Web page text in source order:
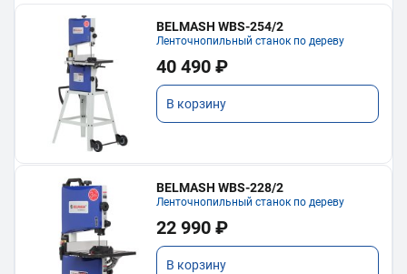
BELMASH WBS-254/2
Ленточнопильный станок по дереву
40 490 ₽
В корзину
BELMASH WBS-228/2
Ленточнопильный станок по дереву
22 990 ₽
В корзину